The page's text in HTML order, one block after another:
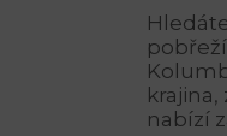
nabízí